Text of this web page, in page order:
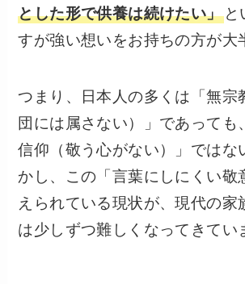
とした形で供養は続けたい」と
すが強い想いをお持ちの方が大
つまり、日本人の多くは「無宗
団には属さない）」であっても
信仰（敬う心がない）」ではな
かし、この「言葉にしにくい敬
えられている現状が、現代の家
は少しずつ難しくなってきてい